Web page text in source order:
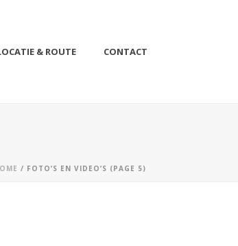
& ROUTE CONTACT
/ FOTO’S EN VIDEO’S (PAGE 5)